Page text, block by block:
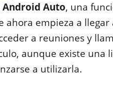
Android Auto, una
ahora empieza a
a reuniones y
aunque existe una
a utilizarla.